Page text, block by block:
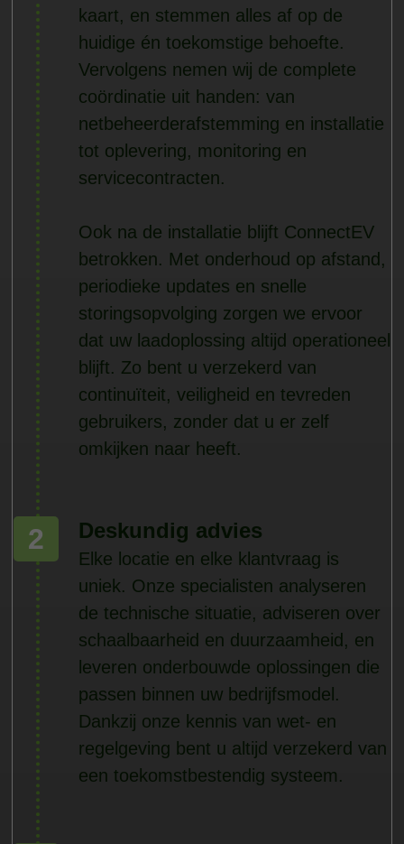
kaart, en stemmen alles af op de
huidige én toekomstige behoefte.
Vervolgens nemen wij de complete
coördinatie uit handen: van
netbeheerderafstemming en installatie
tot oplevering, monitoring en
servicecontracten.
Ook na de installatie blijft ConnectEV
betrokken. Met onderhoud op afstand,
periodieke updates en snelle
storingsopvolging zorgen we ervoor
dat uw laadoplossing altijd operationeel
blijft. Zo bent u verzekerd van
continuïteit, veiligheid en tevreden
gebruikers, zonder dat u er zelf
omkijken naar heeft.
2 Deskundig advies
Elke locatie en elke klantvraag is
uniek. Onze specialisten analyseren
de technische situatie, adviseren over
schaalbaarheid en duurzaamheid, en
leveren onderbouwde oplossingen die
passen binnen uw bedrijfsmodel.
Dankzij onze kennis van wet- en
regelgeving bent u altijd verzekerd van
een toekomstbestendig systeem.